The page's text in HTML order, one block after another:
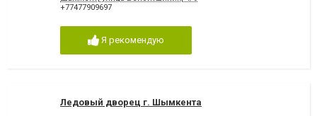
+77477909697
Я рекомендую
Ледовый дворец г. Шымкента